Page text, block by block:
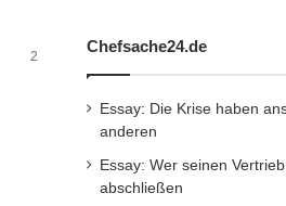
2
Chefsache24.de
Essay: Die Krise haben
anderen
Essay: Wer seinen
abschließen